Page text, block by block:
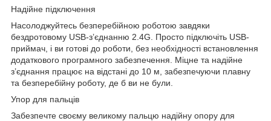
Надійне підключення
Насолоджуйтесь безперебійною роботою завдяки
бездротовому USB-з’єднанню 2.4G. Просто підключіть USB-
приймач, і ви готові до роботи, без необхідності встановлення
додаткового програмного забезпечення. Міцне та надійне
з’єднання працює на відстані до 10 м, забезпечуючи плавну
та безперебійну роботу, де б ви не були.
Упор для пальців
Забезпечте своєму великому пальцю надійну опору для